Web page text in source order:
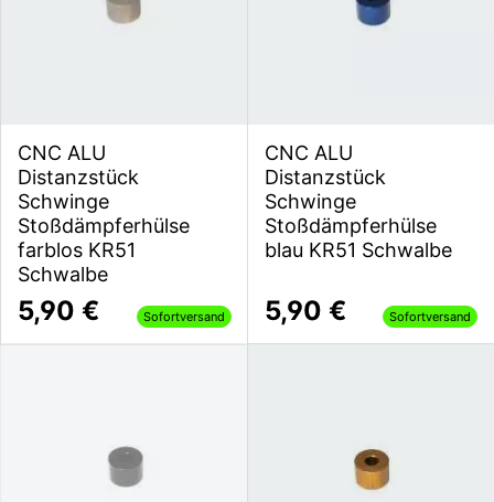
CNC ALU
Distanzstück
Schwinge
Stoßdämpferhülse
farblos KR51
Schwalbe
5,90 € Sofortversand
CNC ALU
Distanzstück
Schwinge
Stoßdämpferhülse
blau KR51 Schwalbe
5,90 € Sofortversand